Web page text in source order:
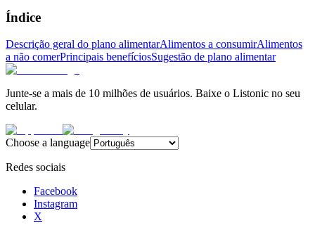
Índice
Descrição geral do plano alimentarAlimentos a consumirAlimentos
a não comerPrincipais benefíciosSugestão de plano alimentar
Junte-se a mais de 10 milhões de usuários. Baixe o Listonic no seu
celular.
Choose a language
Redes sociais
Facebook
Instagram
X